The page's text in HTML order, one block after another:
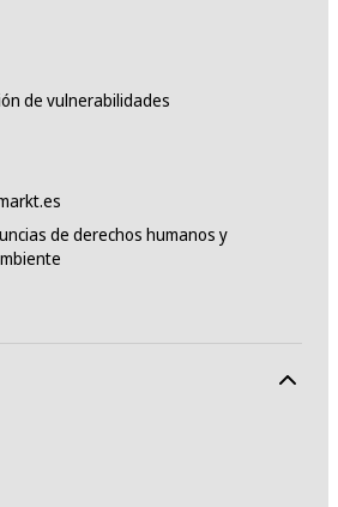
de vulnerabilidades
de derechos humanos y